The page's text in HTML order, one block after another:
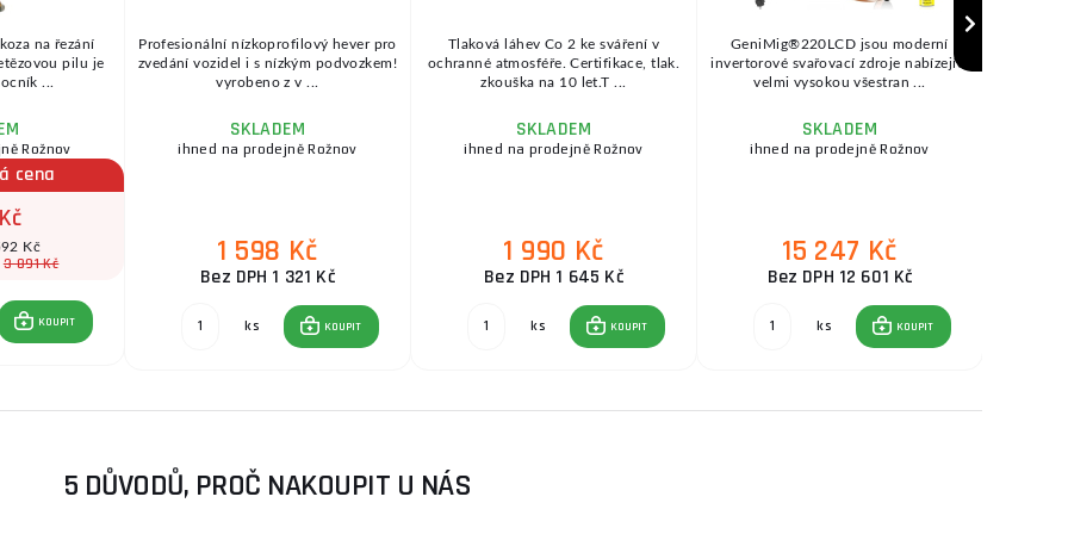
na řezání
pilu je
...
Rožnov
cena
Kč
3 891 Kč
KOUPIT
Profesionální nízkoprofilový hever pro
zvedání vozidel i s nízkým podvozkem!
vyrobeno z v ...
SKLADEM
ihned na prodejně Rožnov
1 598 Kč
Bez DPH 1 321 Kč
ks KOUPIT
Tlaková láhev Co 2 ke sváření v
ochranné atmosféře. Certifikace, tlak.
zkouška na 10 let.T ...
SKLADEM
ihned na prodejně Rožnov
1 990 Kč
Bez DPH 1 645 Kč
ks KOUPIT
GeniMig®220LCD jsou moderní
invertorové svařovací zdroje nabízející
velmi vysokou všestran ...
SKLADEM
ihned na prodejně Rožnov
15 247 Kč
Bez DPH 12 601 Kč
ks KOUPIT
5 DŮVODŮ, PROČ NAKOUPIT U NÁS